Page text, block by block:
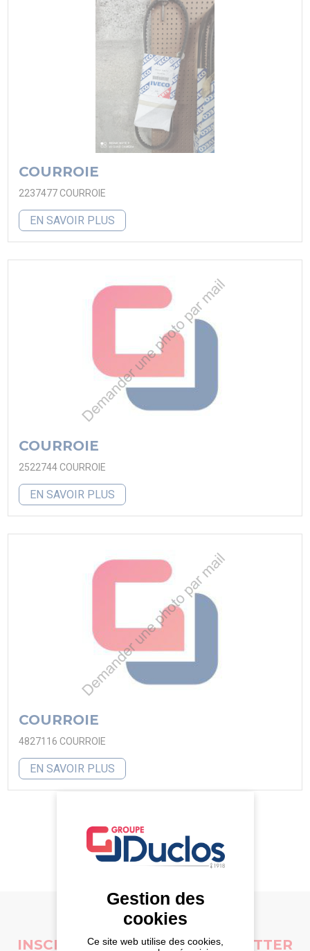
COURROIE
2237477 COURROIE
EN SAVOIR PLUS
COURROIE
2522744 COURROIE
EN SAVOIR PLUS
COURROIE
4827116 COURROIE
EN SAVOIR PLUS
TOUTES LES PIÈCES D'OCCASION
INSCRIVEZ-VOUS À LA NEWSLETTER
Gestion des
cookies
Ce site web utilise des cookies,